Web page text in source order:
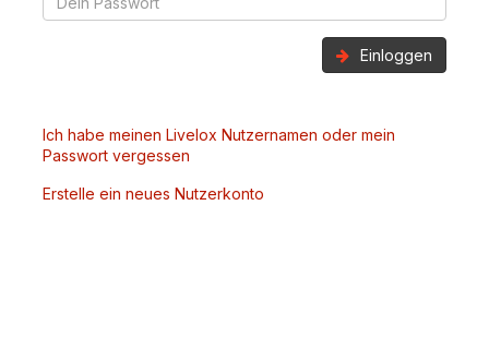
Einloggen
Ich habe meinen Livelox Nutzernamen oder mein
Passwort vergessen
Erstelle ein neues Nutzerkonto